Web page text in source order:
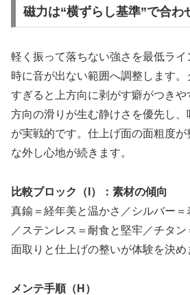
磁力は“横ずらし基準”で合わ
軽く振って落ちない強さを最低ラ
時に音が出ない範囲へ調整します
すぎると上方向に剥がす癖がつき
方向の滑りが生む静けさを優先し
が実戦的です。仕上げ面の面粗度
な外し心地が続きます。
比較ブロック（I）：素材の傾向
真鍮＝経年美と温かさ／シルバー
／ステンレス＝耐食と堅牢／チタ
面取りと仕上げの整いが体験を決め
メンテ手順（H）